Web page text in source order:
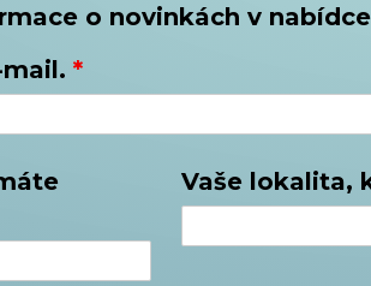
o novinkách v
mail.*
Vaše lokalita,